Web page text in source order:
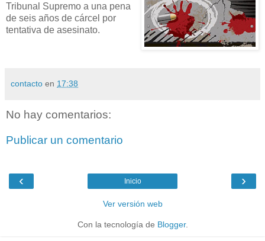
Tribunal Supremo a una pena
de seis años de cárcel por
tentativa de asesinato.
contacto en 17:38
No hay comentarios:
Publicar un comentario
‹ ›
Inicio
Ver versión web
Con la tecnología de Blogger.